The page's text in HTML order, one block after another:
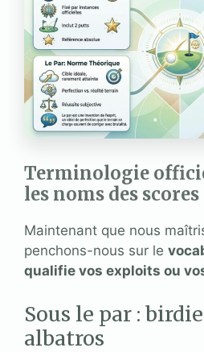
Terminologie
les noms des scores
Maintenant que nous
penchons-nous sur le
qualifie vos exploits ou
Sous le par :
albatros